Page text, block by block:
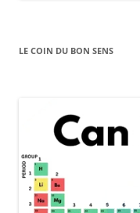
LE COIN DU BON SENS